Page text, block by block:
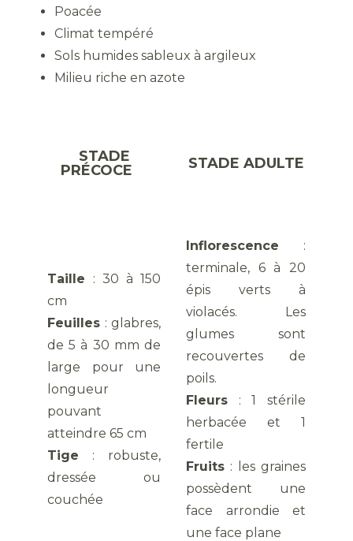
Poacée
Climat tempéré
Sols humides sableux à argileux
Milieu riche en azote
STADE
PRÉCOCE
STADE ADULTE
Taille : 30 à 150
cm
Feuilles : glabres,
de 5 à 30 mm de
large pour une
longueur
pouvant
atteindre 65 cm
Tige : robuste,
dressée ou
couchée
Inflorescence :
terminale, 6 à 20
épis verts à
violacés. Les
glumes sont
recouvertes de
poils.
Fleurs : 1 stérile
herbacée et 1
fertile
Fruits : les graines
possèdent une
face arrondie et
une face plane